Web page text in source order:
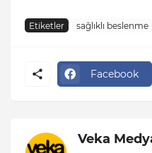
Etiketler sağlıklı beslenme
Facebook
Veka